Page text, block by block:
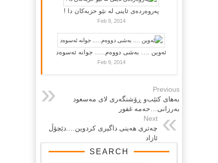
پەروەردەی ئاینی لە نێو حزبەکان دا !
Feb 9, 2014
ئەوین …. بەشی دووەم….. جوانە ئەسوەد
Feb 9, 2014
Previous
به‌های کتێب‌و ڕۆشنگه‌ری لای مه‌سعود
به‌رزانی‌…حه‌مه‌ غفور
Next
چه‌تری هه‌ینی داگیری کردوین….دێچۆڵ
ئازاد
SEARCH